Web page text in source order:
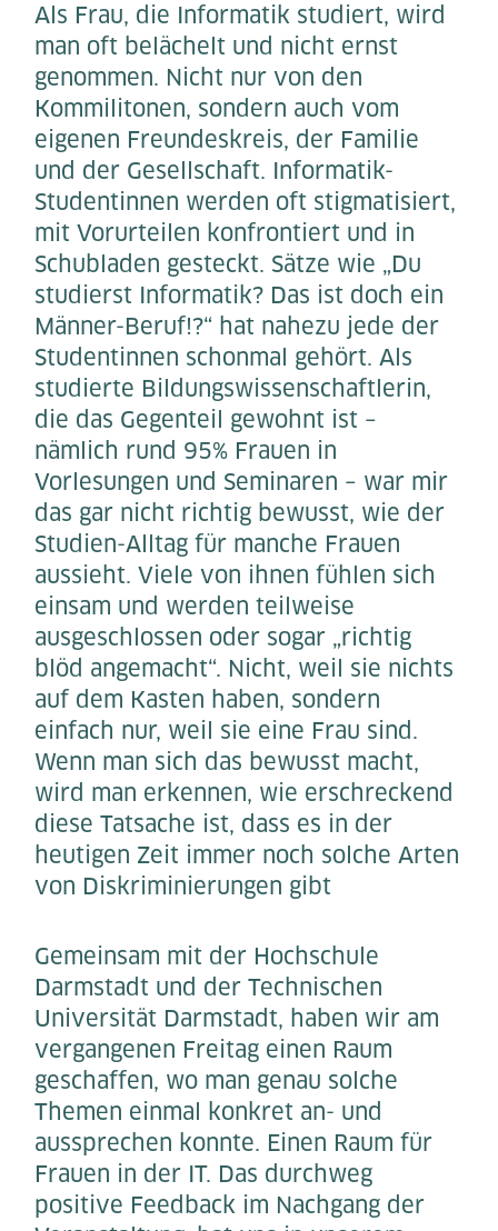
Als Frau, die Informatik studiert, wird
man oft belächelt und nicht ernst
genommen. Nicht nur von den
Kommilitonen, sondern auch vom
eigenen Freundeskreis, der Familie
und der Gesellschaft. Informatik-
Studentinnen werden oft stigmatisiert,
mit Vorurteilen konfrontiert und in
Schubladen gesteckt. Sätze wie „Du
studierst Informatik? Das ist doch ein
Männer-Beruf!?“ hat nahezu jede der
Studentinnen schonmal gehört. Als
studierte Bildungswissenschaftlerin,
die das Gegenteil gewohnt ist –
nämlich rund 95% Frauen in
Vorlesungen und Seminaren – war mir
das gar nicht richtig bewusst, wie der
Studien-Alltag für manche Frauen
aussieht. Viele von ihnen fühlen sich
einsam und werden teilweise
ausgeschlossen oder sogar „richtig
blöd angemacht“. Nicht, weil sie nichts
auf dem Kasten haben, sondern
einfach nur, weil sie eine Frau sind.
Wenn man sich das bewusst macht,
wird man erkennen, wie erschreckend
diese Tatsache ist, dass es in der
heutigen Zeit immer noch solche Arten
von Diskriminierungen gibt
Gemeinsam mit der Hochschule
Darmstadt und der Technischen
Universität Darmstadt, haben wir am
vergangenen Freitag einen Raum
geschaffen, wo man genau solche
Themen einmal konkret an- und
aussprechen konnte. Einen Raum für
Frauen in der IT. Das durchweg
positive Feedback im Nachgang der